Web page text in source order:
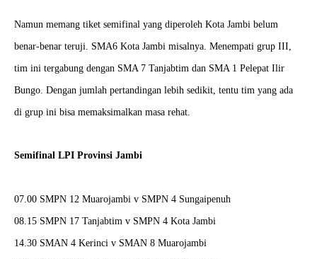
Namun memang tiket semifinal yang diperoleh Kota Jambi belum
benar-benar teruji. SMA6 Kota Jambi misalnya. Menempati grup III,
tim ini tergabung dengan SMA 7 Tanjabtim dan SMA 1 Pelepat Ilir
Bungo. Dengan jumlah pertandingan lebih sedikit, tentu tim yang ada
di grup ini bisa memaksimalkan masa rehat.
Semifinal LPI Provinsi Jambi
07.00 SMPN 12 Muarojambi v SMPN 4 Sungaipenuh
08.15 SMPN 17 Tanjabtim v SMPN 4 Kota Jambi
14.30 SMAN 4 Kerinci v SMAN 8 Muarojambi